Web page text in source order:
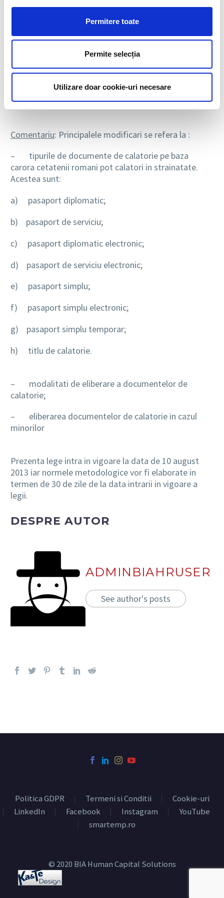
Permitere toate
Permite selecția
Utilizare doar cookie-uri necesare
Legea nr. 175/2013
Legea nr. 175 din 6 iunie 2013, publicata in MO Partea
I, nr. 343 din 11.06.2013, pentru modificarea si
circulatii a cetatenilor romani in strainatate,
urmatoarele precizari:
Comentariu: Principalele modificari se refera la :
– tipurile de documente de calatorie pe baza
carora cetatenii romani pot calatori in strainatate.
Acestea sunt:
a) pasaport diplomatic;
b) pasaport de serviciu;
c) pasaport diplomatic electronic;
d) pasaport de serviciu electronic;
e) pasaport simplu;
f) pasaport simplu electronic;
g) pasaport simplu temporar;
h) titlu de calatorie.
– modalitati de eliberare a documentelor de
calatorie;
– eliberarea documentelor de calatorie in cazul
minorilor
Prezenta lege intra in vigoare la data de 10 august
2013 iar normele metodologice vor fi elaborate in
termen de 30 de zile de la data intrarii in vigoare a
legii.
DESPRE AUTOR
ADMINBIAHRUSER
See author's posts
Politica GDPR Termeni si Conditii
Cookie-uri
LinkedIn
Facebook Instagram
YouTube
smartemp.ro
© 2020 BIA Human Capital Solutions